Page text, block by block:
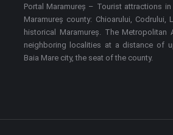
Portal Maramureș – Tourist attractions
Maramureș county: Chioarului, Codrului,
historical Maramureș. The Metropolitan
neighboring localities at a distance of
Baia Mare city, the seat of the county.